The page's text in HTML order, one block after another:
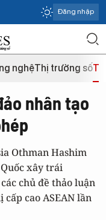
Đăng nhập
nghệThị trường số
nhân tạo
Othman Hashim
xây trái
chủ đề thảo luận
cao ASEAN lần